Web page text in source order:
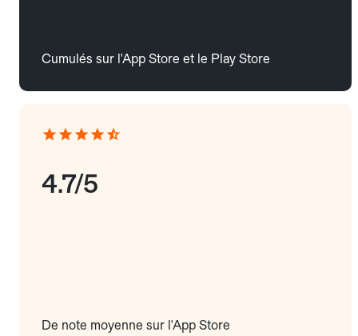
Cumulés sur l'App Store et le Play Store
4.7/5
De note moyenne sur l'App Store